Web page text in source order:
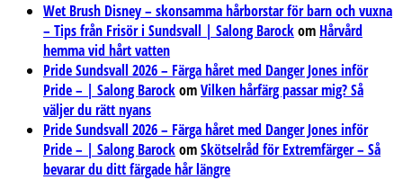
Wet Brush Disney – skonsamma hårborstar för barn och vuxna
– Tips från Frisör i Sundsvall | Salong Barockom Hårvård
hemma vid hårt vatten
Pride Sundsvall 2026 – Färga håret med Danger Jones inför
Pride – | Salong BarockomVilken hårfärg passar mig? Så
väljer du rätt nyans
Pride Sundsvall 2026 – Färga håret med Danger Jones inför
Pride – | Salong BarockomSkötselråd för Extremfärger – Så
bevarar du ditt färgade hår längre